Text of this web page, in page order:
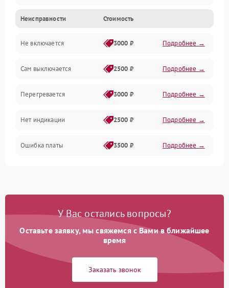
Неисправности Стоимость
Не включается 3000 ₽ Подробнее →
Сам выключается 2500 ₽ Подробнее →
Перегревается 3000 ₽ Подробнее →
Нет индикации 2500 ₽ Подробнее →
Ошибка платы 3500 ₽ Подробнее →
У Вас остались вопросы?
Оставьте заявку, мы свяжемся с Вами в ближайшее
время
Заказать звонок